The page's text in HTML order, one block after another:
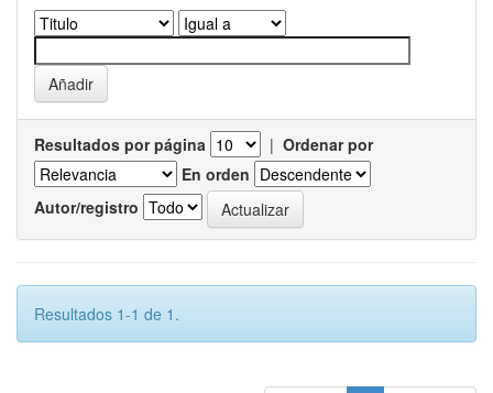
Resultados por página | Ordenar por
En orden
Autor/registro
Resultados 1-1 de 1.